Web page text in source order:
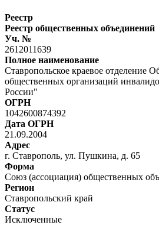
Реестр
Реестр общественных объединений
Уч. №
2612011639
Полное наименование
Ставропольское краевое отделение
общественных организаций
России"
ОГРН
1042600874392
Дата ОГРН
21.09.2004
Адрес
г. Ставрополь, ул. Пушкина, д. 65
Форма
Союз (ассоциация) общественных
Регион
Ставропольский край
Статус
Исключенные